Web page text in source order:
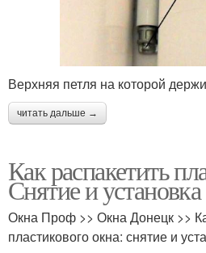
Верхняя петля на которой
читать дальше →
Как распакетить
Снятие и
Окна Проф >> Окна Донецк >>
пластикового окна: снятие и